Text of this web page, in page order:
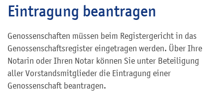
Eintragung beantragen
Genossenschaften müssen beim Registergericht in das
Genossenschaftsregister eingetragen werden. Über Ihre
Notarin oder Ihren Notar können Sie unter Beteiligung
aller Vorstandsmitglieder die Eintragung einer
Genossenschaft beantragen.